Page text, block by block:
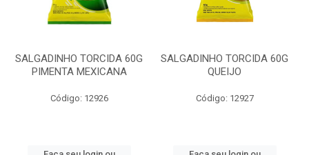
SALGADINHO TORCIDA 60G
PIMENTA MEXICANA
Código: 12926
SALGADINHO TORCIDA 60G
QUEIJO
Código: 12927